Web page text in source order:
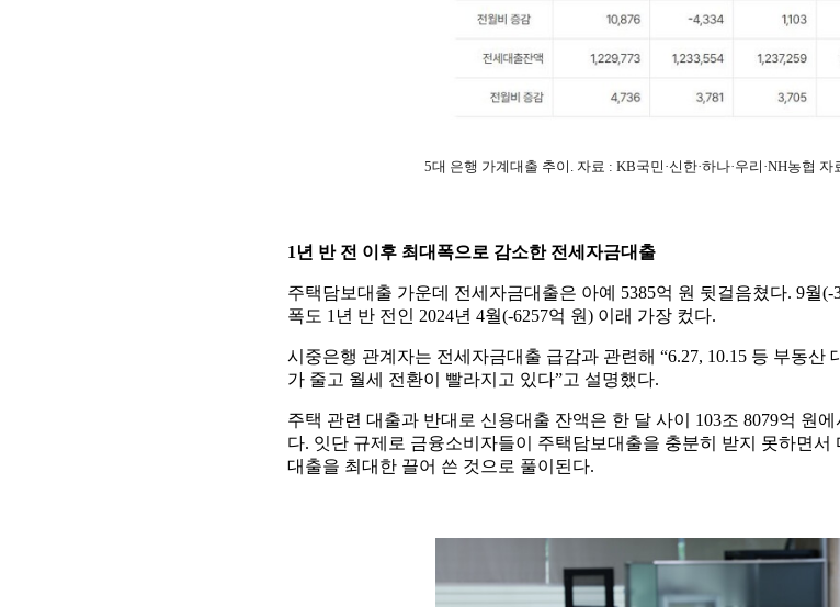
5대 은행 가계대출 추이. 자료 : KB국민·신한·하나·우리·NH농협 자
1년 반 전 이후 최대폭으로 감소한 전세자금대출
주택담보대출 가운데 전세자금대출은 아예 5385억 원 뒷걸음쳤다. 9월
폭도 1년 반 전인 2024년 4월(-6257억 원) 이래 가장 컸다.
시중은행 관계자는 전세자금대출 급감과 관련해 “6.27, 10.15 등 부동산
가 줄고 월세 전환이 빨라지고 있다”고 설명했다.
주택 관련 대출과 반대로 신용대출 잔액은 한 달 사이 103조 8079억 원
다. 잇단 규제로 금융소비자들이 주택담보대출을 충분히 받지 못하면
대출을 최대한 끌어 쓴 것으로 풀이된다.